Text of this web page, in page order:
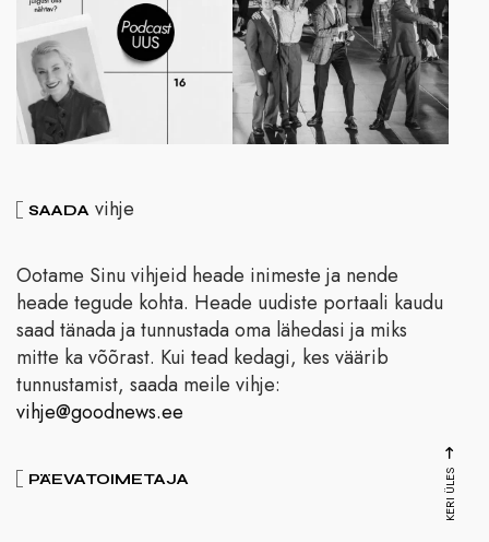
SAADA vihje
Ootame Sinu vihjeid heade inimeste ja nende
heade tegude kohta. Heade uudiste portaali kaudu
saad tänada ja tunnustada oma lähedasi ja miks
mitte ka võõrast. Kui tead kedagi, kes väärib
tunnustamist, saada meile vihje:
vihje@goodnews.ee
PÄEVATOIMETAJA KERI ÜLES